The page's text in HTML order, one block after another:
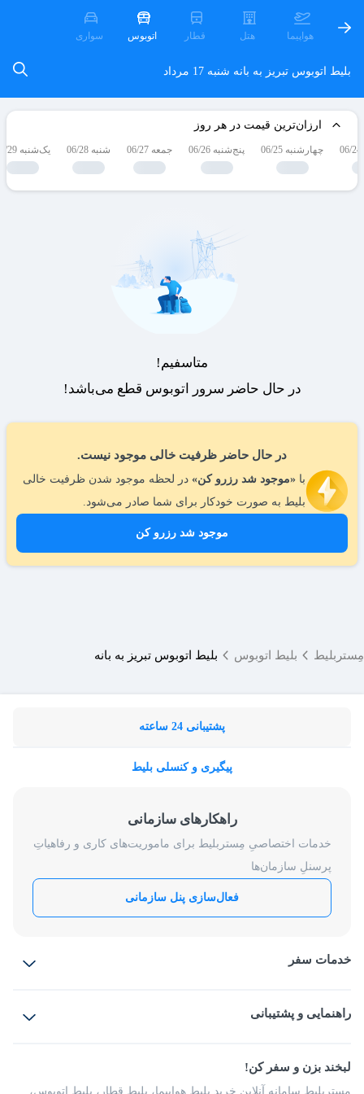
هواپیما هتل قطار اتوبوس سواری
بلیط اتوبوس تبریز به بانه شنبه 17 مرداد
ارزان‌ترین قیمت در هر روز
چهارشنبه 06/25 پنج‌شنبه 06/26 جمعه 06/27 شنبه 06/28 یک‌شنبه 06/29
در حال حاضر ظرفیت خالی موجود نیست.
با «موجود شد رزرو کن» در لحظه موجود شدن ظرفیت خالی
بلیط به صورت خودکار برای شما صادر می‌شود.
موجود شد رزرو کن
متاسفیم!
در حال حاضر سرور اتوبوس قطع می‌باشد!
مِستربلیط بلیط اتوبوس بلیط اتوبوس تبریز به بانه
پشتیبانی 24 ساعته
پیگیری و کنسلی بلیط
راهکارهای سازمانی
خدمات اختصاصیِ مِستربلیط برای ماموریت‌های کاری و رفاهیاتِ
پرسنلِ سازمان‌ها
فعال‌سازی پنل سازمانی
خدمات سفر
بلیط قطار
راهنمایی و پشتیبانی
شرایط و مقررات
راهکار سازمانی
فرصت‌های شغلی
لبخند بزن و سفر کن!
مِستربلیط سامانه آنلاین خرید بلیط هواپیما، بلیط قطار، بلیط اتوبوس،